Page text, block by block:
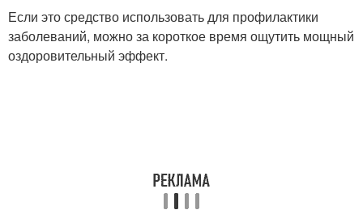
Если это средство использовать для профилактики
заболеваний, можно за короткое время ощутить мощный
оздоровительный эффект.